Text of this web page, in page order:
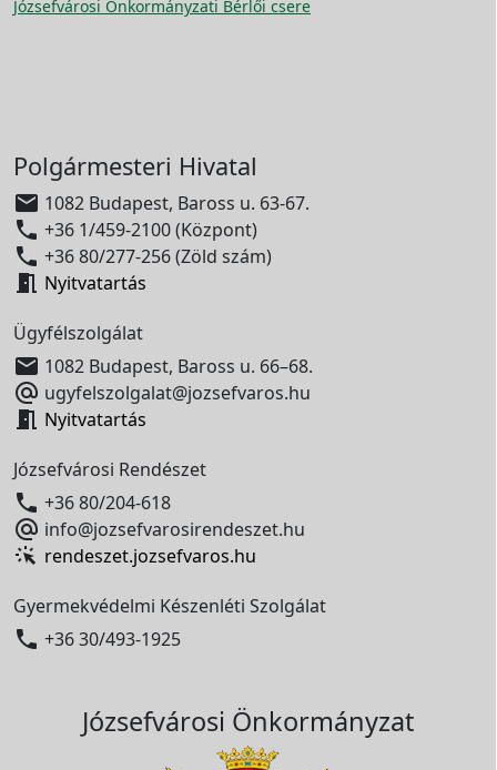
Józsefvárosi Önkormányzati Bérlői csere
Polgármesteri Hivatal
 1082 Budapest, Baross u. 63-67.
 +36 1/459-2100 (Központ)
 +36 80/277-256 (Zöld szám)
 Nyitvatartás
Ügyfélszolgálat
 1082 Budapest, Baross u. 66–68.
 ugyfelszolgalat@jozsefvaros.hu
 Nyitvatartás
Józsefvárosi Rendészet
 +36 80/204-618
 info@jozsefvarosirendeszet.hu
rendeszet.jozsefvaros.hu
Gyermekvédelmi Készenléti Szolgálat
 +36 30/493-1925
Józsefvárosi Önkormányzat